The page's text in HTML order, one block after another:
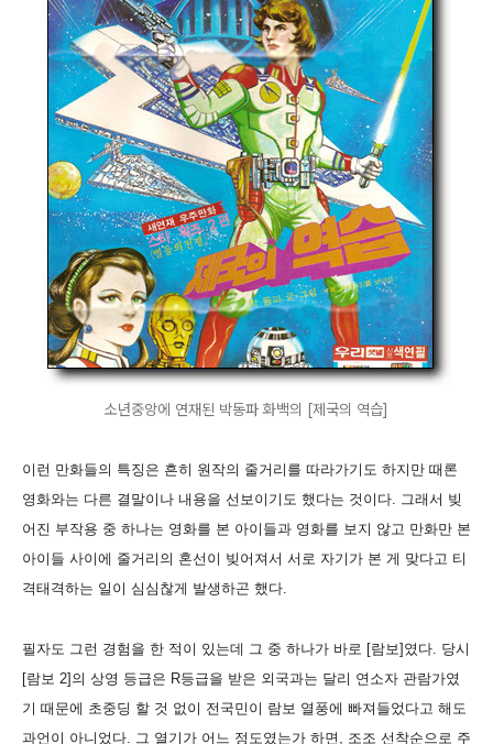
소년중앙에 연재된 박동파 화백의 [제국의 역습]
이런 만화들의 특징은 흔히 원작의 줄거리를 따라가기도 하지만 때론
영화와는 다른 결말이나 내용을 선보이기도 했다는 것이다. 그래서 빚
어진 부작용 중 하나는 영화를 본 아이들과 영화를 보지 않고 만화만 본
아이들 사이에 줄거리의 혼선이 빚어져서 서로 자기가 본 게 맞다고 티
격태격하는 일이 심심찮게 발생하곤 했다.
필자도 그런 경험을 한 적이 있는데 그 중 하나가 바로 [람보]였다. 당시
[람보 2]의 상영 등급은 R등급을 받은 외국과는 달리 연소자 관람가였
기 때문에 초중딩 할 것 없이 전국민이 람보 열풍에 빠져들었다고 해도
과언이 아니었다. 그 열기가 어느 정도였는가 하면, 조조 선착순으로 주